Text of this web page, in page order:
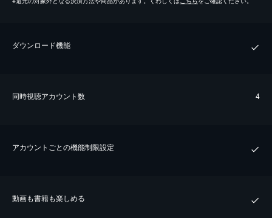
ダウンロード機能
同時視聴アカウント数 4
アカウントごとの機能制限設定
動画も書籍も楽しめる